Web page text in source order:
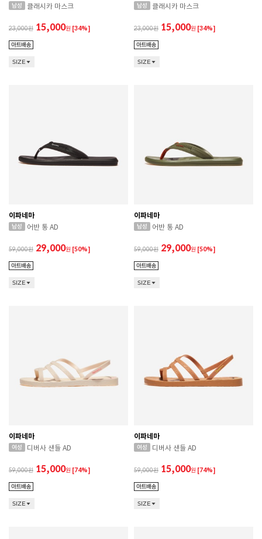
클래시카 마스크
23,000 15,000원 [34%]
SIZE
클래시카 마스크
23,000 15,000원 [34%]
SIZE
이파네마
어반 통 AD
59,000 29,000원 [50%]
SIZE
이파네마
어반 통 AD
59,000 29,000원 [50%]
SIZE
이파네마
디버사 샌들 AD
59,000 15,000원 [74%]
SIZE
이파네마
디버사 샌들 AD
59,000 15,000원 [74%]
SIZE